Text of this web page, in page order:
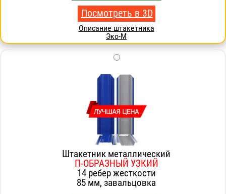
Посмотреть в 3D
Описание штакетника
Эко-М
Штакетник металлический
П-ОБРАЗНЫЙ УЗКИЙ
14 ребер жесткости
85 мм, завальцовка